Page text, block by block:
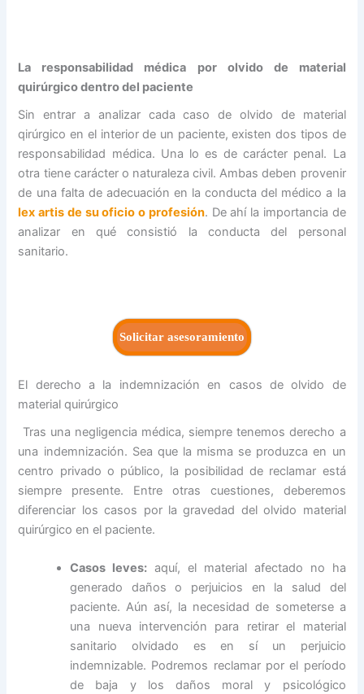
La responsabilidad médica por olvido de material
quirúrgico dentro del paciente
Sin entrar a analizar cada caso de olvido de material
qirúrgico en el interior de un paciente, existen dos tipos de
responsabilidad médica. Una lo es de carácter penal. La
otra tiene carácter o naturaleza civil. Ambas deben provenir
de una falta de adecuación en la conducta del médico a la
lex artis de su oficio o profesión. De ahí la importancia de
analizar en qué consistió la conducta del personal
sanitario.
Solicitar asesoramiento
El derecho a la indemnización en casos de olvido de
material quirúrgico
Tras una negligencia médica, siempre tenemos derecho a
una indemnización. Sea que la misma se produzca en un
centro privado o público, la posibilidad de reclamar está
siempre presente. Entre otras cuestiones, deberemos
diferenciar los casos por la gravedad del olvido material
quirúrgico en el paciente.
Casos leves: aquí, el material afectado no ha
generado daños o perjuicios en la salud del
paciente. Aún así, la necesidad de someterse a
una nueva intervención para retirar el material
sanitario olvidado es en sí un perjuicio
indemnizable. Podremos reclamar por el período
de baja y los daños moral y psicológico